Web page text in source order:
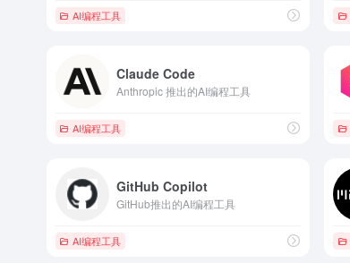
AI编程工具
Claude Code
Anthropic 推出的AI编程工具
AI编程工具
GitHub Copilot
GitHub推出的AI编程工具
AI编程工具